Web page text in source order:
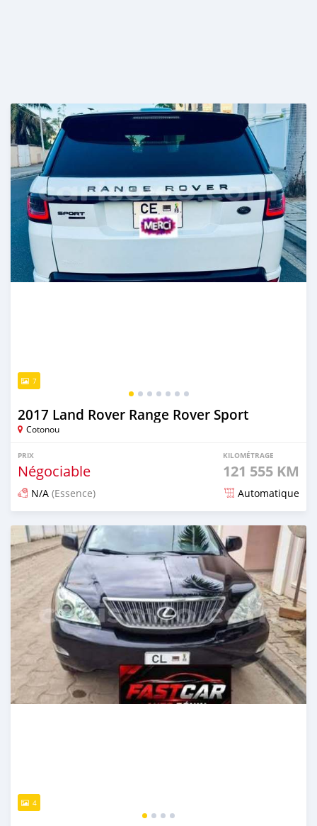
7
2017 Land Rover Range Rover Sport
Cotonou
PRIX
Négociable
KILOMÉTRAGE
121 555 KM
N/A (Essence) Automatique
Publié il y a 4 jours
4